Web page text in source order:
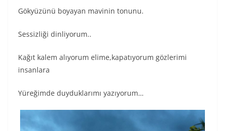
Gökyüzünü boyayan mavinin tonunu.
Sessizliği dinliyorum..
Kağıt kalem alıyorum elime,kapatıyorum gözlerimi
insanlara
Yüreğimde duyduklarımı yazıyorum…